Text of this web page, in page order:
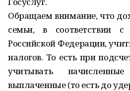
Обращаем внимание, что
семьи, в соответствии с
Российской Федерации,
налогов. То есть при
учитывать
выплаченные (то есть до